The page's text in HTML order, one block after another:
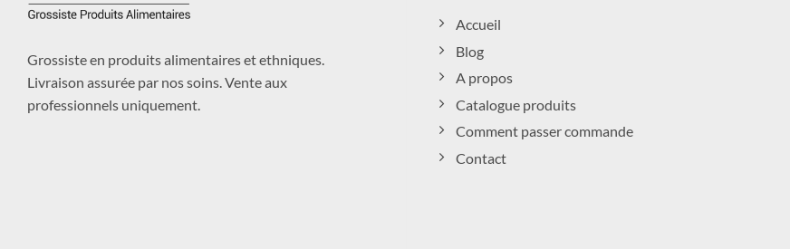
Grossiste en produits alimentaires et ethniques.
Livraison assurée par nos soins. Vente aux
professionnels uniquement.
Accueil
Blog
A propos
Catalogue produits
Comment passer commande
Contact